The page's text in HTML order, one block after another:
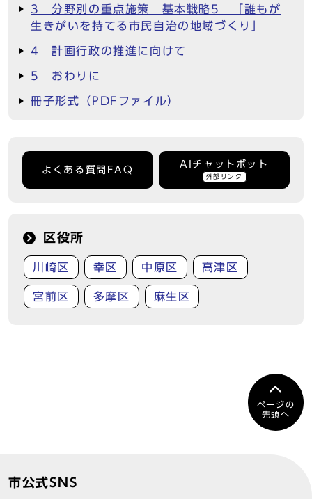
3 分野別の重点施策 基本戦略5 「誰もが
生きがいを持てる市民自治の地域づくり」
4 計画行政の推進に向けて
5 おわりに
冊子形式（PDFファイル）
よくある質問FAQ
AIチャットボット
外部リンク
区役所
川崎区 幸区 中原区 高津区
宮前区 多摩区 麻生区
ページの
先頭へ
市公式SNS